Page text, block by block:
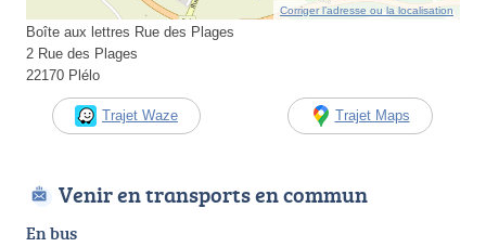
Corriger l’adresse ou la localisation
Boîte aux lettres Rue des Plages
2 Rue des Plages
22170 Plélo
Trajet Waze Trajet Maps
Venir en transports en commun
En bus